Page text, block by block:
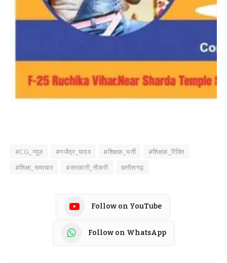
#CG_न्यूज़ #गजेंद्र_यादव #शिक्षक_भर्ती
#शिक्षक_रिक्ति
#शिक्षा_समाचार
#सरकारी_नौकरी छत्तीसगढ़
Follow on YouTube
Follow on WhatsApp